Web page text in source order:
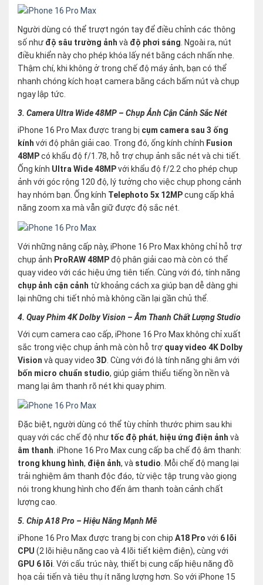
Người dùng có thể trượt ngón tay để điều chỉnh các thông
số như độ sâu trường ảnh và độ phơi sáng. Ngoài ra, nút
điều khiển này cho phép khóa lấy nét bằng cách nhấn nhẹ.
Thậm chí, khi không ở trong chế độ máy ảnh, bạn có thể
nhanh chóng kích hoạt camera bằng cách bấm nút và chụp
ngay lập tức.
3. Camera Ultra Wide 48MP – Chụp Ảnh Cận Cảnh Sắc Nét
iPhone 16 Pro Max được trang bị cụm camera sau 3 ống
kính với độ phân giải cao. Trong đó, ống kính chính Fusion
48MPcó khẩu độ f/1.78, hỗ trợ chụp ảnh sắc nét và chi tiết.
Ống kính Ultra Wide 48MPvới khẩu độ f/2.2 cho phép chụp
ảnh với góc rộng 120 độ, lý tưởng cho việc chụp phong cảnh
hay nhóm bạn. Ống kính Telephoto 5x 12MPcung cấp khả
năng zoom xa mà vẫn giữ được độ sắc nét.
Với những nâng cấp này, iPhone 16 Pro Max không chỉ hỗ trợ
chụp ảnh ProRAW 48MPđộ phân giải cao mà còn có thể
quay video với các hiệu ứng tiên tiến. Cùng với đó, tính năng
chụp ảnh cận cảnh từ khoảng cách xa giúp bạn dễ dàng ghi
lại những chi tiết nhỏ mà không cần lại gần chủ thể.
4. Quay Phim 4K Dolby Vision – Âm Thanh Chất Lượng Studio
Với cụm camera cao cấp, iPhone 16 Pro Max không chỉ xuất
sắc trong việc chụp ảnh mà còn hỗ trợ quay video 4K Dolby
Vision và quay video 3D . Cùng với đó là tính năng ghi âm với
bốn micro chuẩn studio, giúp giảm thiểu tiếng ồn nền và
mang lại âm thanh rõ nét khi quay phim.
Đặc biệt, người dùng có thể tùy chỉnh thước phim sau khi
quay với các chế độ như tốc độ phát, hiệu ứng điện ảnh và
âm thanh . iPhone 16 Pro Max cung cấp ba chế độ âm thanh:
trong khung hình, điện ảnh, và studio . Mỗi chế độ mang lại
trải nghiệm âm thanh độc đáo, từ việc tập trung vào giọng
nói trong khung hình cho đến âm thanh toàn cảnh chất
lượng cao.
5. Chip A18 Pro – Hiệu Năng Mạnh Mẽ
iPhone 16 Pro Max được trang bị con chip A18 Pro với 6 lõi
CPU (2 lõi hiệu năng cao và 4 lõi tiết kiệm điện), cùng với
GPU 6 lõi . Với cấu trúc này, thiết bị cung cấp hiệu năng đồ
họa cải tiến và tiêu thụ ít năng lượng hơn. So với iPhone 15